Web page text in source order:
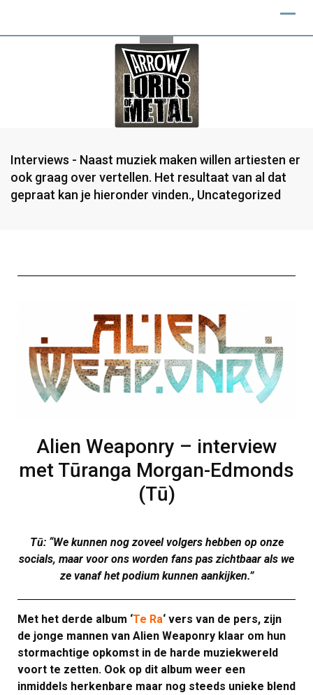
Interviews - Naast muziek maken willen artiesten er
ook graag over vertellen. Het resultaat van al dat
gepraat kan je hieronder vinden., Uncategorized
Alien Weaponry – interview
met Tūranga Morgan-Edmonds
(Tū)
Tū:“We kunnen nog zoveel volgers hebben op onze
socials, maar voor ons worden fans pas zichtbaar als we
ze vanaf het podium kunnen aankijken.”
Met het derde album ‘Te Ra‘ vers van de pers, zijn
de jonge mannen van Alien Weaponry klaar om hun
stormachtige opkomst in de harde muziekwereld
voort te zetten. Ook op dit album weer een
inmiddels herkenbare maar nog steeds unieke blend